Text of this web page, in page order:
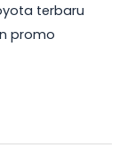
terbaru
promo